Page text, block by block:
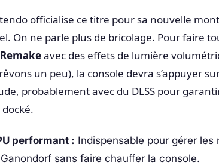
officialise ce titre pour sa nouvelle
On ne parle plus de bricolage. Pour faire
avec des effets de lumière
un peu), la console devra s’appuyer
probablement avec du DLSS pour
performant : Indispensable pour gérer
sans faire chauffer la console.